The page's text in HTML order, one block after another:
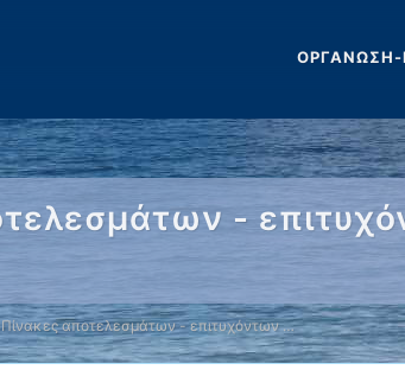
ΟΡΓΑΝΩΣΗ-
-
Πίνακες αποτελεσμάτων - επιτυχόντων …